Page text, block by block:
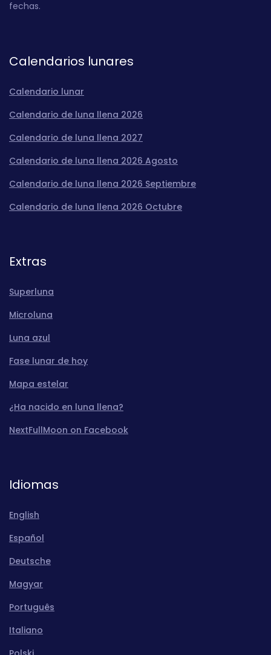
fechas.
Calendarios lunares
Calendario lunar
Calendario de luna llena 2026
Calendario de luna llena 2027
Calendario de luna llena 2026 Agosto
Calendario de luna llena 2026 Septiembre
Calendario de luna llena 2026 Octubre
Extras
Superluna
Microluna
Luna azul
Fase lunar de hoy
Mapa estelar
¿Ha nacido en luna llena?
NextFullMoon on Facebook
Idiomas
English
Español
Deutsche
Magyar
Português
Italiano